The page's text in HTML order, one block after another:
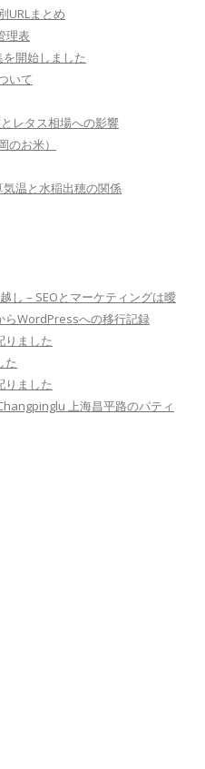
URLまとめ
理表
開始しました
いて
レタス相場への影響
お米）
温と水稲出穂の関係
し – SEOとマーケティングは曖
らWordPressへの移行記録
りました
た
りました
上海昌平路のパティ